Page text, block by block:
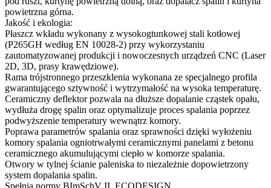
powietrzna górna.
Jakość i ekologia:
Płaszcz wkładu wykonany z wysokogtunkowej stali kotłowej
(P265GH według EN 10028-2) przy wykorzystaniu
zautomatyzowanej produkcji i nowoczesnych urządzeń CNC (Laser
2D, 3D, prasy krawędziowe).
Rama trójstronnego przeszklenia wykonana ze specjalnego profila
gwarantującego sztywność i wytrzymałość na wysoka temperaturę.
Ceramiczny deflektor pozwala na dłuższe dopalanie cząstek opału,
wydłuża drogę spalin oraz optymalizuje proces spalania poprzez
podwyższenie temperatury wewnątrz komory.
Poprawa parametrów spalania oraz sprawności dzięki wyłożeniu
komory spalania ogniotrwałymi ceramicznymi panelami z betonu
ceramicznego akumulującymi ciepło w komorze spalania.
Otwory w tylnej ścianie paleniska to niezależnie dopowietrzony
system dopalania spalin.
Spełnia normy BImSchV II, ECODESIGN.